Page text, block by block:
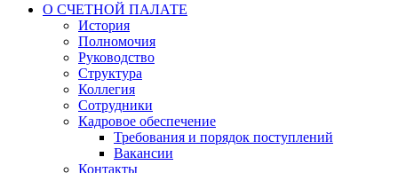
О СЧЕТНОЙ ПАЛАТЕ
История
Полномочия
Руководство
Структура
Коллегия
Сотрудники
Кадровое обеспечение
Требования и порядок поступлений
Вакансии
Контакты